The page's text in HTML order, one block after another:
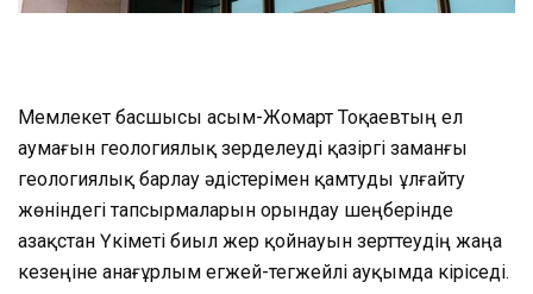
Мемлекет басшысы Қасым-Жомарт Тоқаевтың ел
аумағын геологиялық зерделеуді қазіргі заманғы
геологиялық барлау әдістерімен қамтуды ұлғайту
жөніндегі тапсырмаларын орындау шеңберінде
Қазақстан Үкіметі биыл жер қойнауын зерттеудің жаңа
кезеңіне анағұрлым егжей-тегжейлі ауқымда кіріседі.